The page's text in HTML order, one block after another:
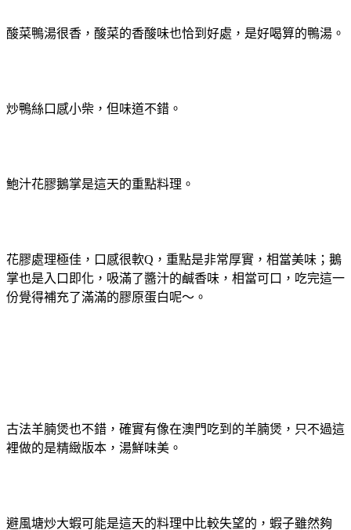
酸菜鴨湯很香，酸菜的香酸味也恰到好處，是好喝算的鴨湯。
炒鴨絲口感小柴，但味道不錯。
鮑汁花膠鵝掌是這天的重點料理。
花膠處理極佳，口感很軟Q，重點是非常厚實，相當美味；鵝
掌也是入口即化，吸滿了醬汁的鹹香味，相當可口，吃完這一
份覺得補充了滿滿的膠原蛋白呢～。
古法羊腩煲也不錯，確實有像在澳門吃到的羊腩煲，只不過這
裡做的是精緻版本，湯鮮味美。
避風塘炒大蝦可能是這天的料理中比較失望的，蝦子雖然夠